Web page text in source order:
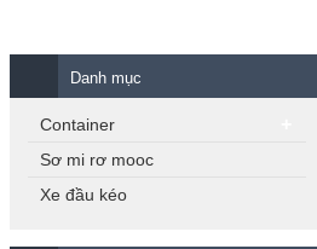
Danh mục
Container
Sơ mi rơ mooc
Xe đầu kéo